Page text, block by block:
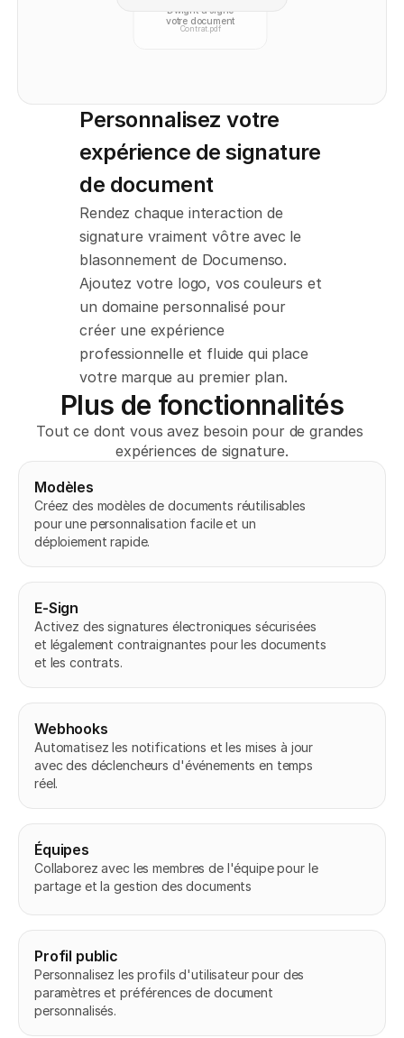
Dwight a signé
votre document
Contrat.pdf
Personnalisez votre
expérience de signature
de document
Rendez chaque interaction de
signature vraiment vôtre avec le
blasonnement de Documenso.
Ajoutez votre logo, vos couleurs et
un domaine personnalisé pour
créer une expérience
professionnelle et fluide qui place
votre marque au premier plan.
Plus de fonctionnalités
Tout ce dont vous avez besoin pour de grandes
expériences de signature.
Modèles
Créez des modèles de documents réutilisables
pour une personnalisation facile et un
déploiement rapide.
E-Sign
Activez des signatures électroniques sécurisées
et légalement contraignantes pour les documents
et les contrats.
Webhooks
Automatisez les notifications et les mises à jour
avec des déclencheurs d'événements en temps
réel.
Équipes
Collaborez avec les membres de l'équipe pour le
partage et la gestion des documents
Profil public
Personnalisez les profils d'utilisateur pour des
paramètres et préférences de document
personnalisés.